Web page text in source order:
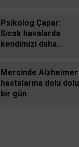
Psikolog Çapar:
Sıcak havalarda
kendimizi daha
Mersinde Alzheimer
hastalarına dolu dolu
bir gün